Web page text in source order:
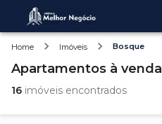
Home Imóveis Bosque
Apartamentos à venda
16 imóveis encontrados